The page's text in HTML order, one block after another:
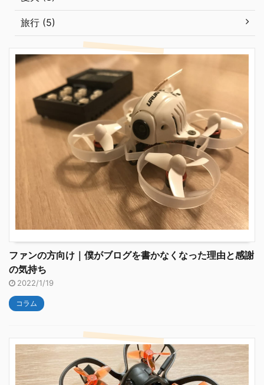
旅行 (5)
ファンの方向け｜僕がブログを書かなくなった理由と感謝
の気持ち
2022/1/19
コラム